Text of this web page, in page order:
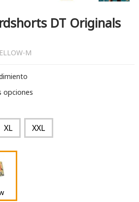
DT Originals
M
opciones
XL XXL